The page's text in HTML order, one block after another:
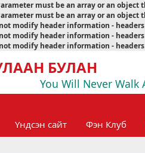
must be an array or an
must be an array or an
modify header information -
modify header information -
modify header information -
БУЛАН
You Will Never Walk
Үндсэн сайт Фэн Клуб